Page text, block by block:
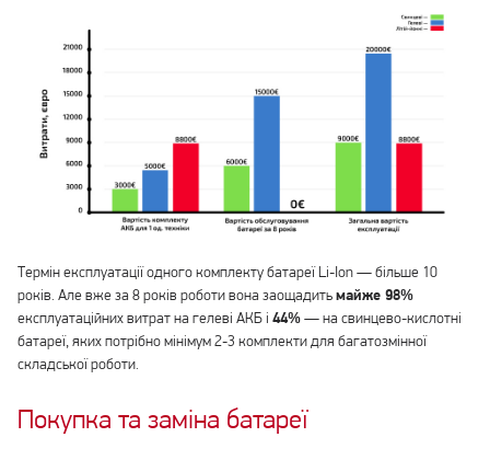
Термін експлуатації одного комплекту батареї Li-Ion — більше 10
років. Але вже за 8 років роботи вона заощадить майже 98%
експлуатаційних витрат на гелеві АКБ і 44% — на свинцево-кислотні
батареї, яких потрібно мінімум 2-3 комплекти для багатозмінної
складської роботи.
Покупка та заміна батареї